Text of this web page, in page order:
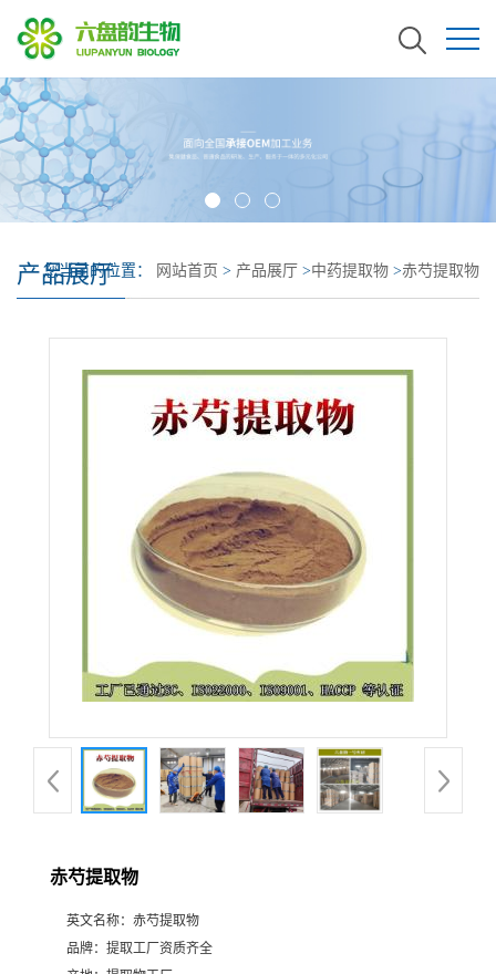
产品展厅
您当前的位置： 网站首页 > 产品展厅 >中药提取物 >赤芍提取物
赤芍提取物
英文名称： 赤芍提取物
品牌： 提取工厂资质齐全